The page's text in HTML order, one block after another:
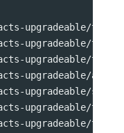
upgradeable/token/
upgradeable/
upgradeable/token/
upgradeable/
upgradeable/
upgradeable/
upgradeable/token/